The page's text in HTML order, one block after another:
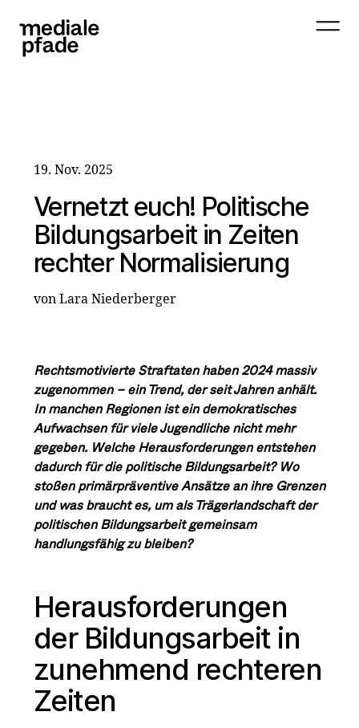
19. Nov. 2025
Vernetzt euch! Politische
Bildungsarbeit in Zeiten
rechter Normalisierung
von Lara Niederberger
Rechtsmotivierte Straftaten haben 2024 massiv
zugenommen – ein Trend, der seit Jahren anhält.
In manchen Regionen ist ein demokratisches
Aufwachsen für viele Jugendliche nicht mehr
gegeben. Welche Herausforderungen entstehen
dadurch für die politische Bildungsarbeit? Wo
stoßen primärpräventive Ansätze an ihre Grenzen
und was braucht es, um als Trägerlandschaft der
politischen Bildungsarbeit gemeinsam
handlungsfähig zu bleiben?
Herausforderungen
der Bildungsarbeit in
zunehmend rechteren
Zeiten